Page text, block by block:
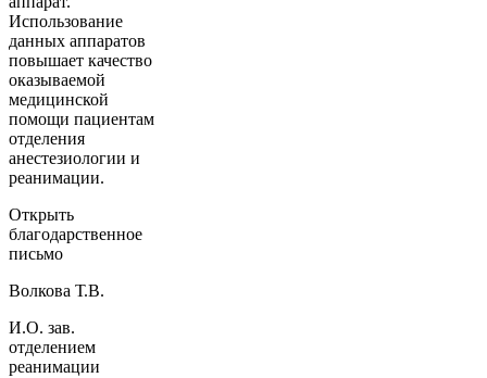
Использование
данных аппаратов
повышает качество
оказываемой
медицинской
помощи пациентам
отделения
анестезиологии и
реанимации.
Открыть
благодарственное
письмо
Волкова Т.В.
И.О. зав.
отделением
реанимации